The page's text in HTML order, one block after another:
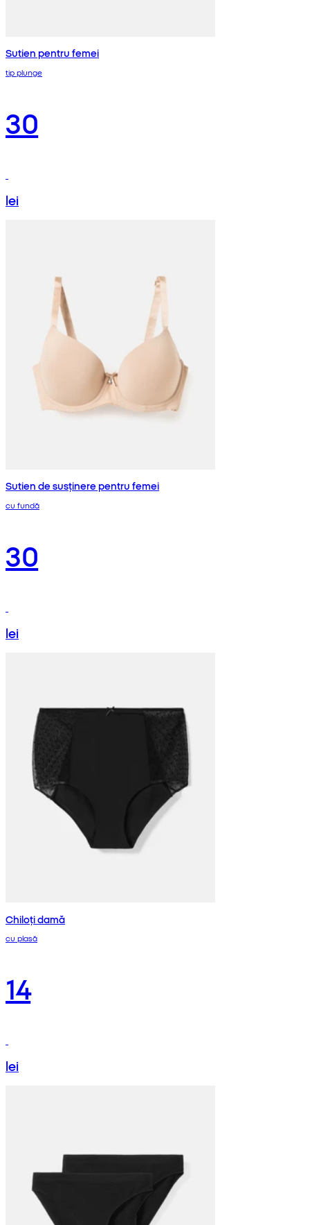
Sutien pentru femei
tip plunge
30
lei
Sutien de susținere pentru femei
cu fundă
30
lei
Chiloți damă
cu plasă
14
lei